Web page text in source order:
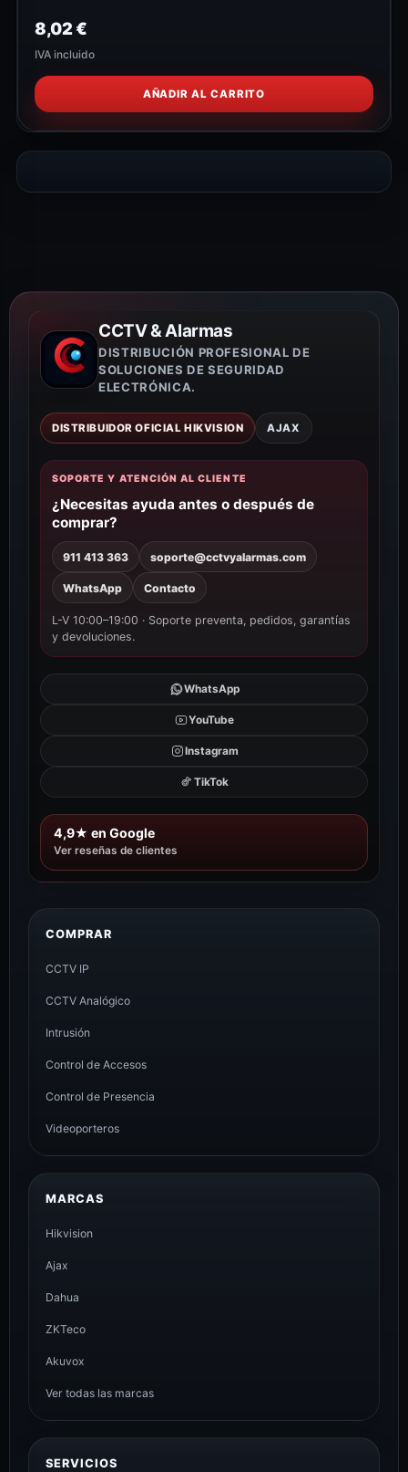
8,02€
IVA incluido
AÑADIR AL CARRITO
CCTV & Alarmas
DISTRIBUCIÓN PROFESIONAL DE
SOLUCIONES DE SEGURIDAD
ELECTRÓNICA.
DISTRIBUIDOR OFICIAL HIKVISION AJAX
SOPORTE Y ATENCIÓN AL CLIENTE
¿Necesitas ayuda antes o después de
comprar?
911 413 363 soporte@cctvyalarmas.com
WhatsApp Contacto
L-V 10:00–19:00 · Soporte preventa, pedidos, garantías
y devoluciones.
WhatsApp
YouTube
Instagram
TikTok
4,9★ en Google
Ver reseñas de clientes
COMPRAR
CCTV IP
CCTV Analógico
Intrusión
Control de Accesos
Control de Presencia
Videoporteros
MARCAS
Hikvision
Ajax
Dahua
ZKTeco
Akuvox
Ver todas las marcas
SERVICIOS